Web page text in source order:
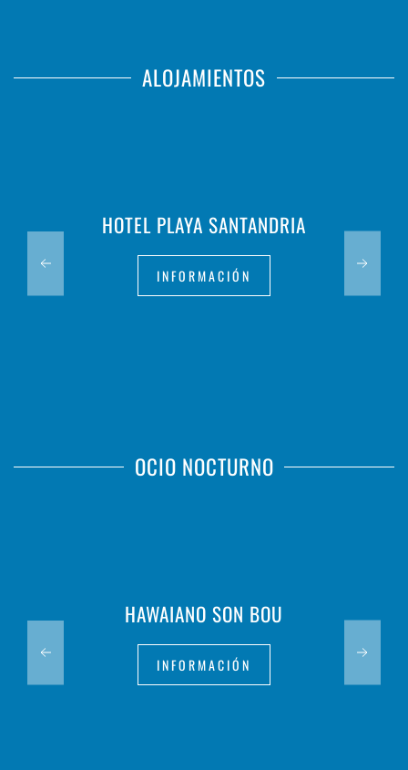
ALOJAMIENTOS
HOTEL PLAYA SANTANDRIA
INFORMACIÓN
OCIO NOCTURNO
HAWAIANO SON BOU
INFORMACIÓN